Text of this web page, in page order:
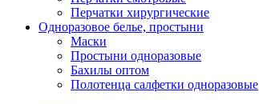
Перчатки хирургические
Одноразовое белье, простыни
Маски
Простыни одноразовые
Бахилы оптом
Полотенца салфетки одноразовые